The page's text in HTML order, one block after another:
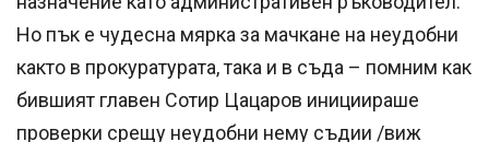
Но пък е чудесна мярка за мачкане на неудобни
както в прокуратурата, така и в съда – помним как
бившият главен Сотир Цацаров инициираше
проверки срещу неудобни нему съдии /виж